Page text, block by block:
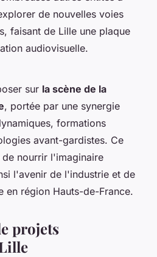
de nouvelles voies
faisant de Lille une plaque
audiovisuelle.
sur la scène de la
, portée par une synergie
formations
avant-gardistes. Ce
nourrir l'imaginaire
l'avenir de l'industrie et de
en région Hauts-de-France.
projets